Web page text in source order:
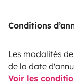
Conditions
Les modalités
de la date
Voir les